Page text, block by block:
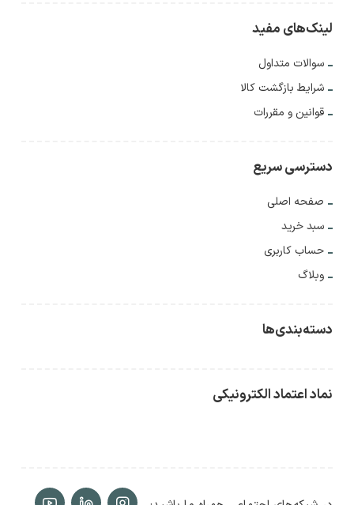
لینک‌های مفید
سوالات متداول
شرایط بازگشت کالا
قوانین و مقررات
دسترسی سریع
صفحه اصلی
سبد خرید
حساب کاربری
وبلاگ
دسته‌بندی‌ها
نماد اعتماد الکترونیکی